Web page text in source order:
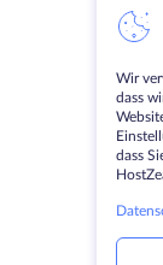
Wir
dass
dass